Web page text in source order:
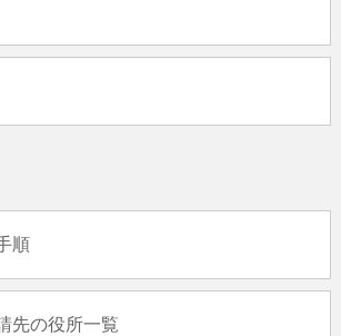
順
先の役所一覧